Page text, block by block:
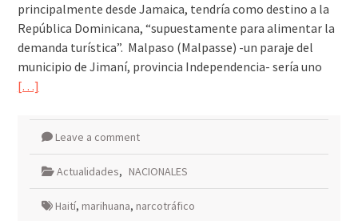
principalmente desde Jamaica, tendría como destino a la
República Dominicana, “supuestamente para alimentar la
demanda turística”. Malpaso (Malpasse) -un paraje del
municipio de Jimaní, provincia Independencia- sería uno
[…]
Leave a comment
Actualidades, NACIONALES
Haití, marihuana, narcotráfico